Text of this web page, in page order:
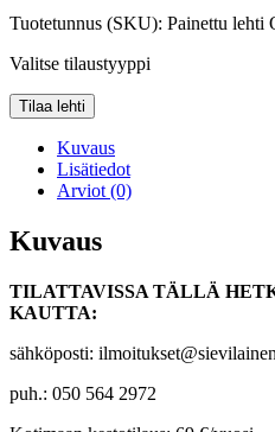
Tuotetunnus (SKU): Painettu lehti
Valitse tilaustyyppi
Tilaa lehti
Kuvaus
Lisätiedot
Arviot (0)
Kuvaus
TILATTAVISSA TÄLLÄ
KAUTTA:
sähköposti:
puh.: 050 564 2972